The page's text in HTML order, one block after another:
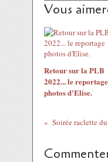
Vous
Retour sur la PLB
2022... le reportage
photos d'Elise.
Soirée raclette